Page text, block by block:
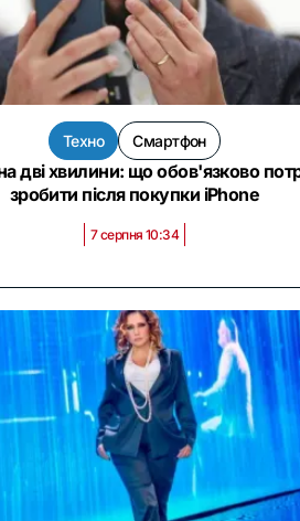
Техно Смартфон
дві хвилини: що обов'язково
зробити після покупки iPhone
7 серпня 10:34